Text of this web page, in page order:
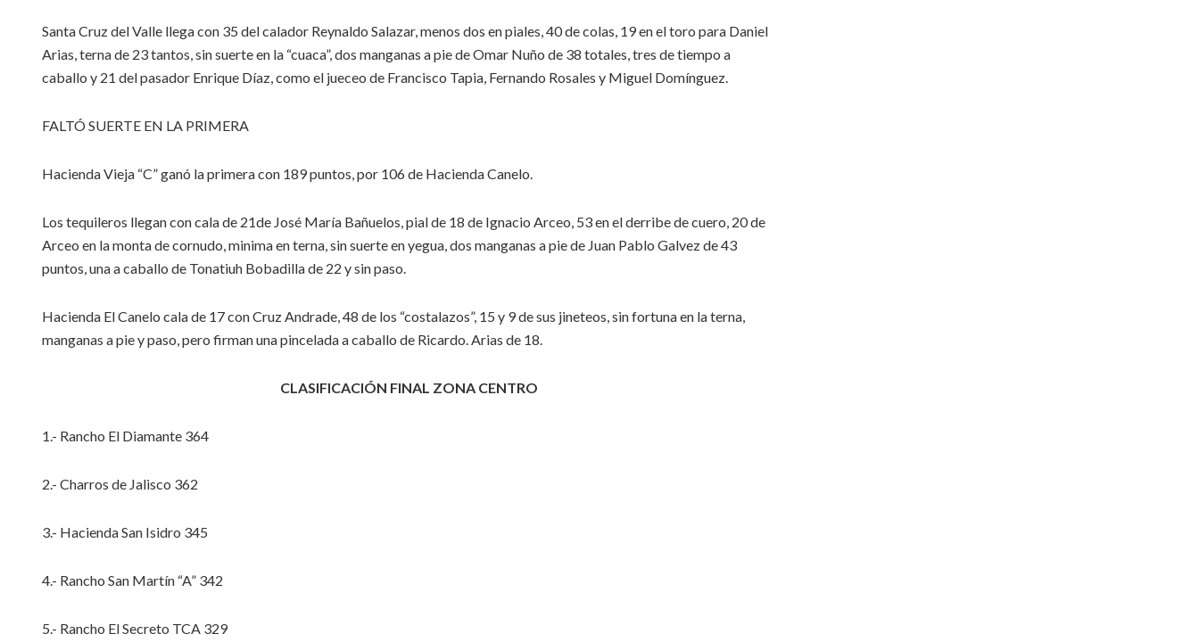
Santa Cruz del Valle llega con 35 del calador Reynaldo Salazar, menos dos en piales, 40 de colas, 19 en el toro para Daniel
Arias, terna de 23 tantos, sin suerte en la “cuaca”, dos manganas a pie de Omar Nuño de 38 totales, tres de tiempo a
caballo y 21 del pasador Enrique Díaz, como el jueceo de Francisco Tapia, Fernando Rosales y Miguel Domínguez.
FALTÓ SUERTE EN LA PRIMERA
Hacienda Vieja “C” ganó la primera con 189 puntos, por 106 de Hacienda Canelo.
Los tequileros llegan con cala de 21de José María Bañuelos, pial de 18 de Ignacio Arceo, 53 en el derribe de cuero, 20 de
Arceo en la monta de cornudo, minima en terna, sin suerte en yegua, dos manganas a pie de Juan Pablo Galvez de 43
puntos, una a caballo de Tonatiuh Bobadilla de 22 y sin paso.
Hacienda El Canelo cala de 17 con Cruz Andrade, 48 de los “costalazos”, 15 y 9 de sus jineteos, sin fortuna en la terna,
manganas a pie y paso, pero firman una pincelada a caballo de Ricardo. Arias de 18.
CLASIFICACIÓN FINAL ZONA CENTRO
1.- Rancho El Diamante 364
2.- Charros de Jalisco 362
3.- Hacienda San Isidro 345
4.- Rancho San Martín “A” 342
5.- Rancho El Secreto TCA 329